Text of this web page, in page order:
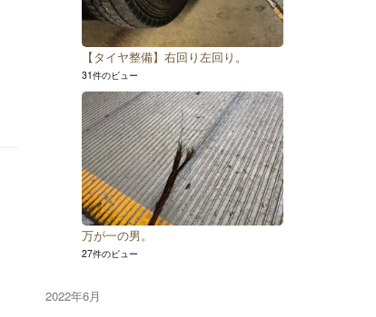
【タイヤ整備】右回り左回り。
31件のビュー
万が一の男。
27件のビュー
2022年6月